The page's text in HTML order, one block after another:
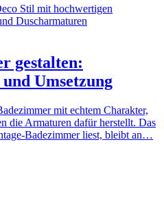
gestalten:
Umsetzung
mit echtem Charakter,
die Armaturen dafür herstellt. Das
Badezimmer liest, bleibt an…